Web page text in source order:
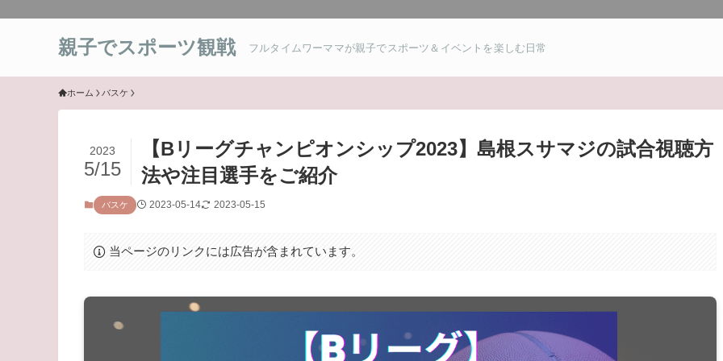
親子でスポーツ観戦 フルタイムワーママが親子でスポーツ＆イベントを楽しむ日常
ホーム バスケ
【Bリーグチャンピオンシップ2023】島根スサマジの試合視聴方
法や注目選手をご紹介
2023
5/15
バスケ 2023-05-14 2023-05-15
当ページのリンクには広告が含まれています。